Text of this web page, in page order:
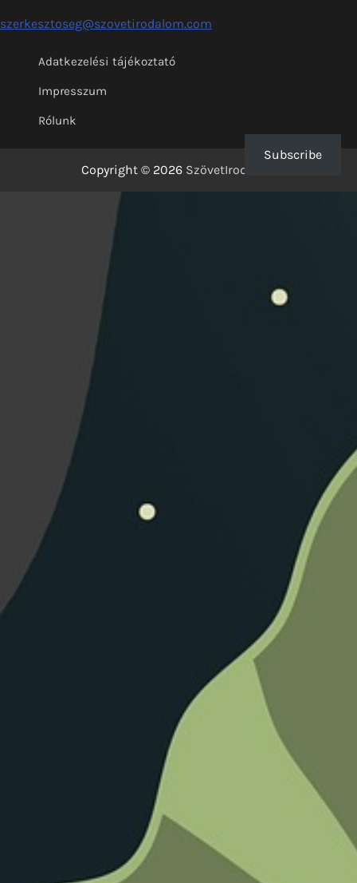
szerkesztoseg@szovetirodalom.com
Adatkezelési tájékoztató
Impresszum
Rólunk
Copyright © 2026 SzövetIrodalom
Subscribe